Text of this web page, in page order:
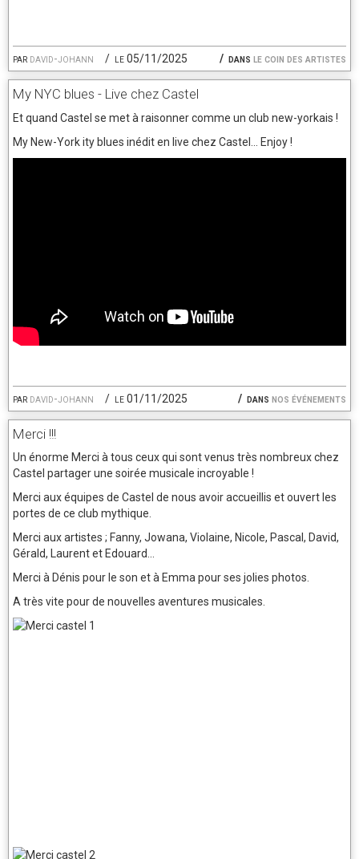
par david-johann le 05/11/2025 dans le coin des artistes
My NYC blues - Live chez Castel
par david-johann le 01/11/2025 dans nos événements
Et quand Castel se met à raisonner comme un club new-yorkais !
My New-York ity blues inédit en live chez Castel... Enjoy !
Merci !!!
Un énorme Merci à tous ceux qui sont venus très nombreux chez
Castel partager une soirée musicale incroyable !
Merci aux équipes de Castel de nous avoir accueillis et ouvert les
portes de ce club mythique.
Merci aux artistes ; Fanny, Jowana, Violaine, Nicole, Pascal, David,
Gérald, Laurent et Edouard...
Merci à Dénis pour le son et à Emma pour ses jolies photos.
A très vite pour de nouvelles aventures musicales.